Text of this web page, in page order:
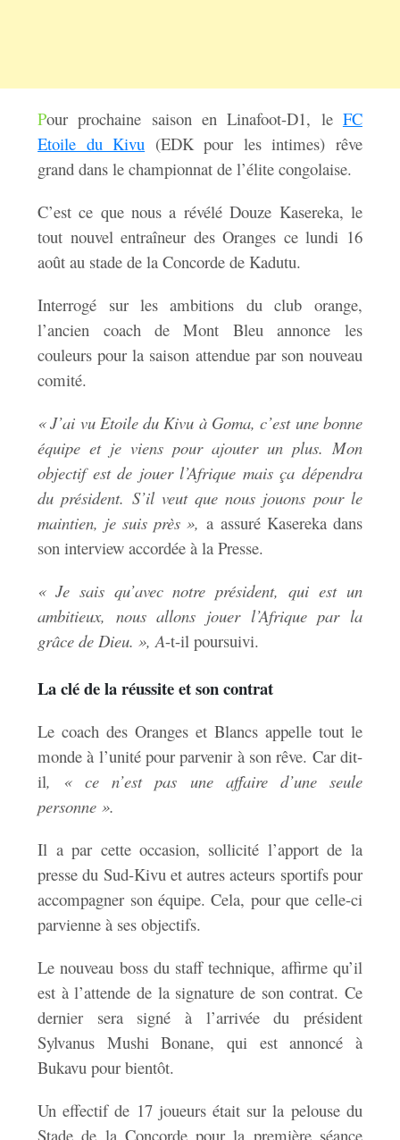
Pour prochaine saison en Linafoot-D1, le FC
Etoile du Kivu (EDK pour les intimes) rêve
grand dans le championnat de l’élite congolaise.
C’est ce que nous a révélé Douze Kasereka, le
tout nouvel entraîneur des Oranges ce lundi 16
août au stade de la Concorde de Kadutu.
Interrogé sur les ambitions du club orange,
l’ancien coach de Mont Bleu annonce les
couleurs pour la saison attendue par son nouveau
comité.
« J’ai vu Etoile du Kivu à Goma, c’est une bonne
équipe et je viens pour ajouter un plus. Mon
objectif est de jouer l’Afrique mais ça dépendra
du président. S’il veut que nous jouons pour le
maintien, je suis près », a assuré Kasereka dans
son interview accordée à la Presse.
« Je sais qu’avec notre président, qui est un
ambitieux, nous allons jouer l’Afrique par la
grâce de Dieu. », A-t-il poursuivi.
La clé de la réussite et son contrat
Le coach des Oranges et Blancs appelle tout le
monde à l’unité pour parvenir à son rêve. Car dit-
il, « ce n’est pas une affaire d’une seule
personne ».
Il a par cette occasion, sollicité l’apport de la
presse du Sud-Kivu et autres acteurs sportifs pour
accompagner son équipe. Cela, pour que celle-ci
parvienne à ses objectifs.
Le nouveau boss du staff technique, affirme qu’il
est à l’attende de la signature de son contrat. Ce
dernier sera signé à l’arrivée du président
Sylvanus Mushi Bonane, qui est annoncé à
Bukavu pour bientôt.
Un effectif de 17 joueurs était sur la pelouse du
Stade de la Concorde pour la première séance